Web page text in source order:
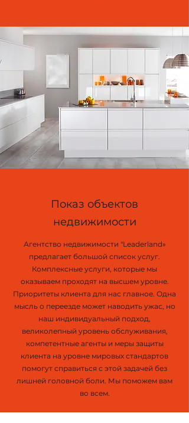
Показ объектов
недвижимости
Агентство недвижимости "Leaderland»
предлагает большой список услуг.
Комплексные услуги, которые мы
оказываем проходят на высшем уровне.
Приоритеты клиента для нас главное. Одна
мысль о переезде может наводить ужас, но
наш индивидуальный подход,
великолепный уровень обслуживания,
компетентные агенты и меры защиты
клиента на уровне мировых стандартов
помогут справиться с этой задачей без
лишней головной боли. Мы поможем вам
во всем.